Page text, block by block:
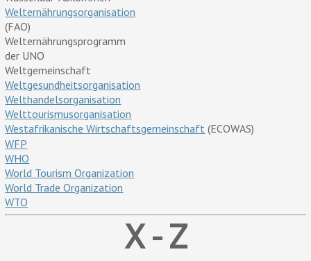
Welternährungsorganisation
(FAO)
Welternährungsprogramm
der UNO
Weltgemeinschaft
Weltgesundheitsorganisation
Welthandelsorganisation
Welttourismusorganisation
Westafrikanische Wirtschaftsgemeinschaft (ECOWAS)
WFP
WHO
World Tourism Organization
World Trade Organization
WTO
X - Z